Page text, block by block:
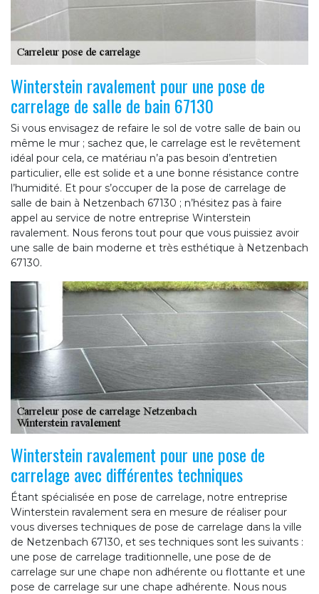
Winterstein ravalement pour une pose de
carrelage de salle de bain 67130
Si vous envisagez de refaire le sol de votre salle de bain ou
même le mur ; sachez que, le carrelage est le revêtement
idéal pour cela, ce matériau n’a pas besoin d’entretien
particulier, elle est solide et a une bonne résistance contre
l’humidité. Et pour s’occuper de la pose de carrelage de
salle de bain à Netzenbach 67130 ; n’hésitez pas à faire
appel au service de notre entreprise Winterstein
ravalement. Nous ferons tout pour que vous puissiez avoir
une salle de bain moderne et très esthétique à Netzenbach
67130.
Winterstein ravalement pour une pose de
carrelage avec différentes techniques
Étant spécialisée en pose de carrelage, notre entreprise
Winterstein ravalement sera en mesure de réaliser pour
vous diverses techniques de pose de carrelage dans la ville
de Netzenbach 67130, et ses techniques sont les suivants :
une pose de carrelage traditionnelle, une pose de de
carrelage sur une chape non adhérente ou flottante et une
pose de carrelage sur une chape adhérente. Nous nous